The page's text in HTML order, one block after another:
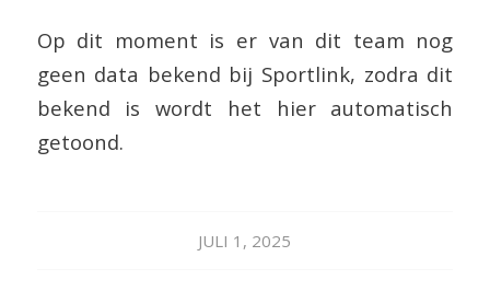
Op dit moment is er van dit team nog
geen data bekend bij Sportlink, zodra dit
bekend is wordt het hier automatisch
getoond.
JULI 1, 2025